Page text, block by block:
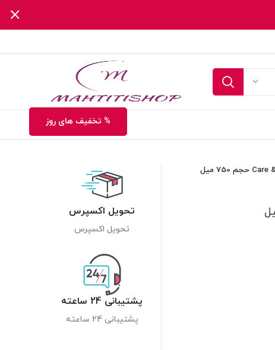
% تخفیف های روز
تحویل اکسپرس
تحویل اکسپرس
پشتیبانی 24 ساعته
پشتیبانی 24 ساعته